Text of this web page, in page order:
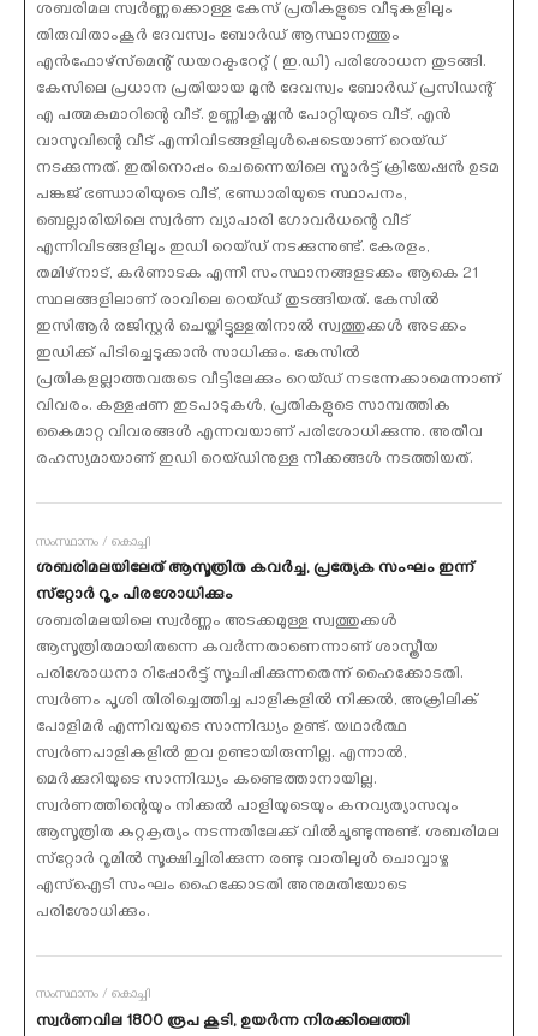
ശബരിമല സ്വര്‍ണ്ണക്കൊള്ള കേസ് പ്രതികളുടെ വീടുകളിലും
തിരുവിതാംകൂര്‍ ദേവസ്വം ബോര്‍ഡ് ആസ്ഥാനത്തും
എന്‍ഫോഴ്‌സ്‌മെന്റ് ഡയറക്ടറേറ്റ് ( ഇ.ഡി) പരിശോധന തുടങ്ങി.
കേസിലെ പ്രധാന പ്രതിയായ മുന്‍ ദേവസ്വം ബോര്‍ഡ് പ്രസിഡന്റ്
എ പത്മകുമാറിന്റെ വീട്. ഉണ്ണികൃഷ്ണന്‍ പോറ്റിയുടെ വീട്, എന്‍
വാസുവിന്റെ വീട് എന്നിവിടങ്ങളിലുള്‍പ്പെടെയാണ് റെയ്ഡ്
നടക്കുന്നത്. ഇതിനൊപ്പം ചെന്നൈയിലെ സ്മാര്‍ട്ട് ക്രിയേഷന്‍ ഉടമ
പങ്കജ് ഭണ്ഡാരിയുടെ വീട്, ഭണ്ഡാരിയുടെ സ്ഥാപനം,
ബെല്ലാരിയിലെ സ്വര്‍ണ വ്യാപാരി ഗോവര്‍ധന്റെ വീട്
എന്നിവിടങ്ങളിലും ഇഡി റെയ്ഡ് നടക്കുന്നുണ്ട്. കേരളം,
തമിഴ്‌നാട്, കര്‍ണാടക എന്നീ സംസ്ഥാനങ്ങളടക്കം ആകെ 21
സ്ഥലങ്ങളിലാണ് രാവിലെ റെയ്ഡ് തുടങ്ങിയത്. കേസില്‍
ഇസിആര്‍ രജിസ്റ്റര്‍ ചെയ്തിട്ടുള്ളതിനാല്‍ സ്വത്തുക്കള്‍ അടക്കം
ഇഡിക്ക് പിടിച്ചെടുക്കാന്‍ സാധിക്കും. കേസില്‍
പ്രതികളല്ലാത്തവരുടെ വീട്ടിലേക്കും റെയ്ഡ് നടന്നേക്കാമെന്നാണ്
വിവരം. കള്ളപ്പണ ഇടപാടുകള്‍, പ്രതികളുടെ സാമ്പത്തിക
കൈമാറ്റ വിവരങ്ങള്‍ എന്നവയാണ് പരിശോധിക്കുന്നു. അതീവ
രഹസ്യമായാണ് ഇഡി റെയ്ഡിനുള്ള നീക്കങ്ങള്‍ നടത്തിയത്.
സംസ്ഥാനം / കൊച്ചി
ശബരിമലയിലേത് ആസൂത്രിത കവര്‍ച്ച, പ്രത്യേക സംഘം ഇന്ന്
സ്‌റ്റോര്‍ റൂം പിരശോധിക്കും
ശബരിമലയിലെ സ്വര്‍ണ്ണം അടക്കമുള്ള സ്വത്തുക്കള്‍
ആസൂത്രിതമായിതന്നെ കവര്‍ന്നതാണെന്നാണ് ശാസ്ത്രീയ
പരിശോധനാ റിപ്പോര്‍ട്ട് സൂചിപ്പിക്കുന്നതെന്ന് ഹൈക്കോടതി.
സ്വര്‍ണം പൂശി തിരിച്ചെത്തിച്ച പാളികളില്‍ നിക്കല്‍, അക്രിലിക്
പോളിമര്‍ എന്നിവയുടെ സാന്നിദ്ധ്യം ഉണ്ട്. യഥാര്‍ത്ഥ
സ്വര്‍ണപാളികളില്‍ ഇവ ഉണ്ടായിരുന്നില്ല. എന്നാല്‍,
മെര്‍ക്കുറിയുടെ സാന്നിദ്ധ്യം കണ്ടെത്താനായില്ല.
സ്വര്‍ണത്തിന്റെയും നിക്കല്‍ പാളിയുടെയും കനവ്യത്യാസവും
ആസൂത്രിത കുറ്റകൃത്യം നടന്നതിലേക്ക് വില്‍ചൂണ്ടുന്നുണ്ട്. ശബരിമല
സ്‌റ്റോര്‍ റൂമില്‍ സൂക്ഷിച്ചിരിക്കുന്ന രണ്ടു വാതിലുള്‍ ചൊവ്വാഴ്ച
എസ്‌ഐടി സംഘം ഹൈക്കോടതി അനുമതിയോടെ
പരിശോധിക്കും.
സംസ്ഥാനം / കൊച്ചി
സ്വര്‍ണവില 1800 രൂപ കൂടി, ഉയര്‍ന്ന നിരക്കിലെത്തി